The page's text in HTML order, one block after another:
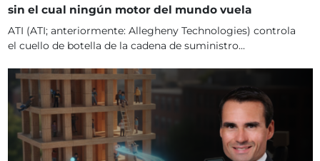
sin el cual ningún motor del mundo vuela
ATI (ATI; anteriormente: Allegheny Technologies) controla
el cuello de botella de la cadena de suministro...